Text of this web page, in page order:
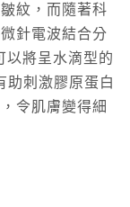
紋，而隨著科
針電波結合分
將呈水滴型的
助刺激膠原蛋白
令肌膚變得細